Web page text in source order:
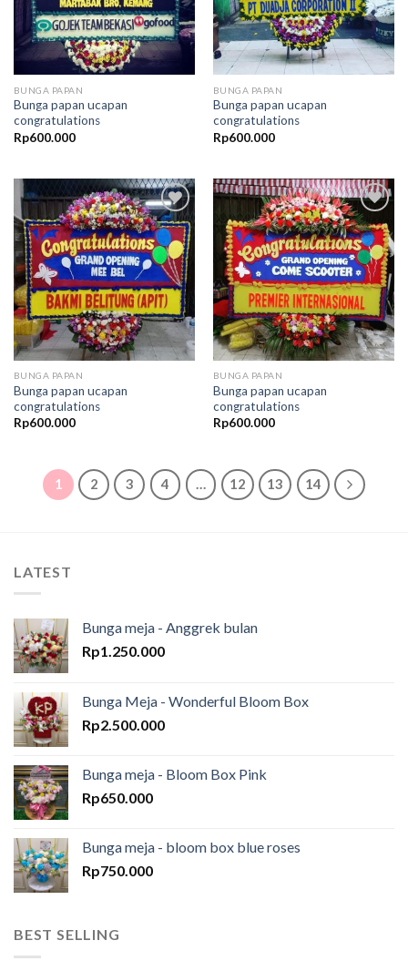
BUNGA PAPAN
Bunga papan ucapan
congratulations
Rp600.000
BUNGA PAPAN
Bunga papan ucapan
congratulations
Rp600.000
Add to
Wishlist
BUNGA PAPAN
Bunga papan ucapan
congratulations
Rp600.000
Add to
Wishlist
BUNGA PAPAN
Bunga papan ucapan
congratulations
Rp600.000
1 2 3 4 … 12 13 14
LATEST
Bunga meja - Anggrek bulan
Rp1.250.000
Bunga Meja - Wonderful Bloom Box
Rp2.500.000
Bunga meja - Bloom Box Pink
Rp650.000
Bunga meja - bloom box blue roses
Rp750.000
BEST SELLING